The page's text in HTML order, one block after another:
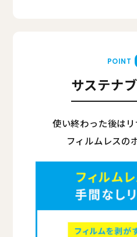
POINT
サステナ
使い終わった後は
フィルムレスの